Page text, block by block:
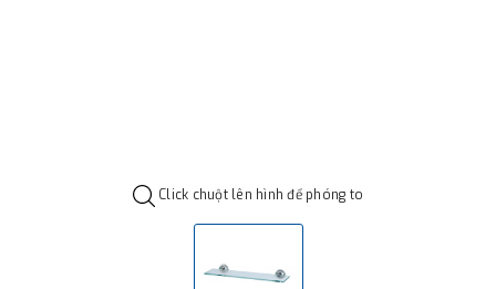
Click chuột lên hình để phóng to